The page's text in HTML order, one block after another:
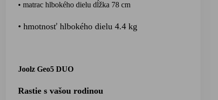
• matrac hlbokého dielu dĺžka 78 cm
• hmotnosť hlbokého dielu 4.4 kg
Joolz Geo5 DUO
Rastie s vašou rodinou